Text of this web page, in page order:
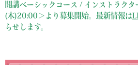
開講ベーシックコース / インストラクタ
(木)20:00＞より募集開始。 最新情報は
らせします。